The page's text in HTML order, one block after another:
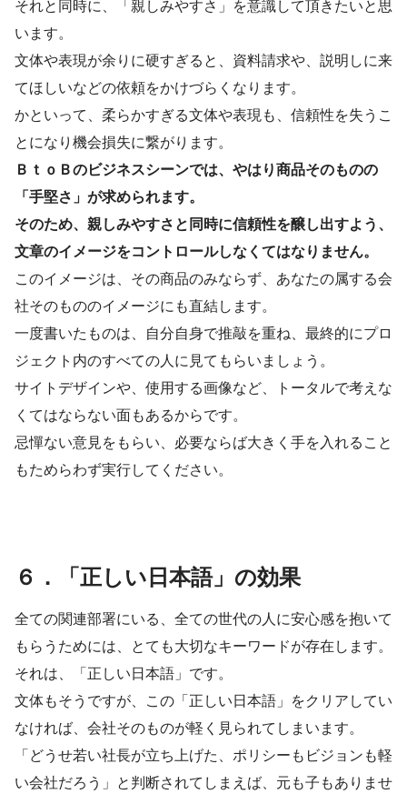
それと同時に、「親しみやすさ」を意識して頂きたいと思
います。
文体や表現が余りに硬すぎると、資料請求や、説明しに来
てほしいなどの依頼をかけづらくなります。
かといって、柔らかすぎる文体や表現も、信頼性を失うこ
とになり機会損失に繋がります。
ＢｔｏＢのビジネスシーンでは、やはり商品そのものの
「手堅さ」が求められます。
そのため、親しみやすさと同時に信頼性を醸し出すよう、
文章のイメージをコントロールしなくてはなりません。
このイメージは、その商品のみならず、あなたの属する会
社そのもののイメージにも直結します。
一度書いたものは、自分自身で推敲を重ね、最終的にプロ
ジェクト内のすべての人に見てもらいましょう。
サイトデザインや、使用する画像など、トータルで考えな
くてはならない面もあるからです。
忌憚ない意見をもらい、必要ならば大きく手を入れること
もためらわず実行してください。
６．「正しい日本語」の効果
全ての関連部署にいる、全ての世代の人に安心感を抱いて
もらうためには、とても大切なキーワードが存在します。
それは、「正しい日本語」です。
文体もそうですが、この「正しい日本語」をクリアしてい
なければ、会社そのものが軽く見られてしまいます。
「どうせ若い社長が立ち上げた、ポリシーもビジョンも軽
い会社だろう」と判断されてしまえば、元も子もありませ